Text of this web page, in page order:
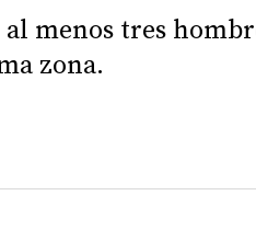
menos tres
zona.